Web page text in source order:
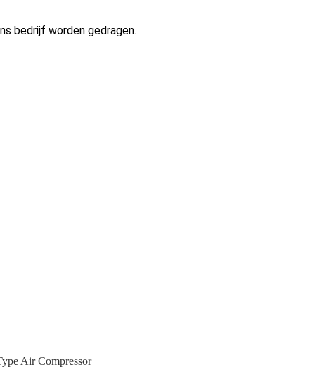
bedrijf worden gedragen.
Air Compressor